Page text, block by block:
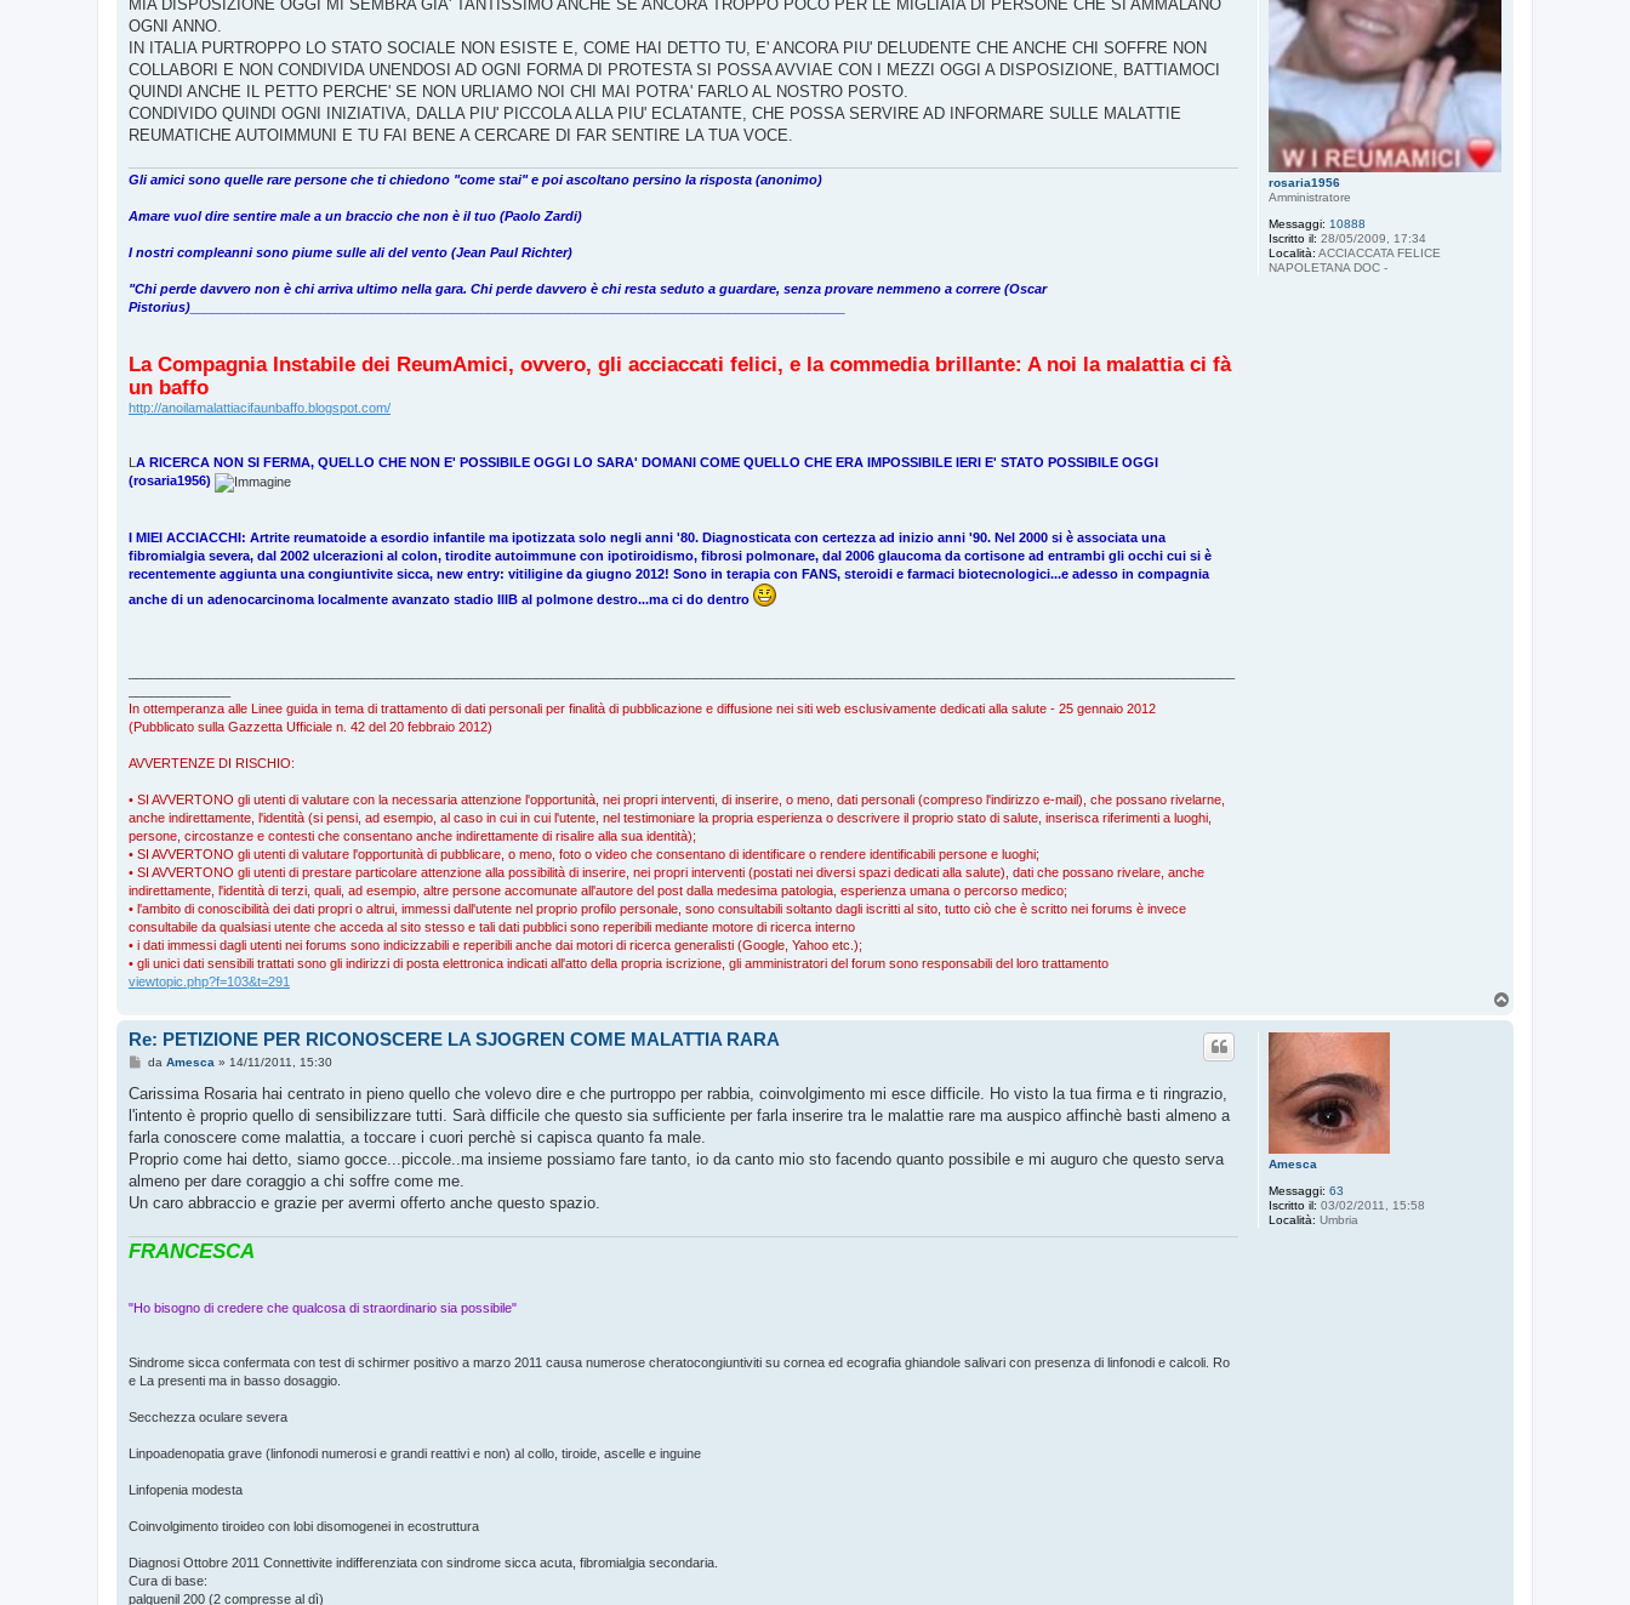
rosaria1956
Amministratore
Messaggi: 10888
Iscritto il: 28/05/2009, 17:34
Località: ACCIACCATA FELICE
NAPOLETANA DOC -
MIA DISPOSIZIONE OGGI MI SEMBRA GIA' TANTISSIMO ANCHE SE ANCORA TROPPO POCO PER LE MIGLIAIA DI PERSONE CHE SI AMMALANO
OGNI ANNO.
IN ITALIA PURTROPPO LO STATO SOCIALE NON ESISTE E, COME HAI DETTO TU, E' ANCORA PIU' DELUDENTE CHE ANCHE CHI SOFFRE NON
COLLABORI E NON CONDIVIDA UNENDOSI AD OGNI FORMA DI PROTESTA SI POSSA AVVIAE CON I MEZZI OGGI A DISPOSIZIONE, BATTIAMOCI
QUINDI ANCHE IL PETTO PERCHE' SE NON URLIAMO NOI CHI MAI POTRA' FARLO AL NOSTRO POSTO.
CONDIVIDO QUINDI OGNI INIZIATIVA, DALLA PIU' PICCOLA ALLA PIU' ECLATANTE, CHE POSSA SERVIRE AD INFORMARE SULLE MALATTIE
REUMATICHE AUTOIMMUNI E TU FAI BENE A CERCARE DI FAR SENTIRE LA TUA VOCE.
Gli amici sono quelle rare persone che ti chiedono "come stai" e poi ascoltano persino la risposta (anonimo)
Amare vuol dire sentire male a un braccio che non è il tuo (Paolo Zardi)
I nostri compleanni sono piume sulle ali del vento (Jean Paul Richter)
"Chi perde davvero non è chi arriva ultimo nella gara. Chi perde davvero è chi resta seduto a guardare, senza provare nemmeno a correre (Oscar
Pistorius)__________________________________________________________________________________________
La Compagnia Instabile dei ReumAmici, ovvero, gli acciaccati felici, e la commedia brillante: A noi la malattia ci fà
un baffo
http://anoilamalattiacifaunbaffo.blogspot.com/
LA RICERCA NON SI FERMA, QUELLO CHE NON E' POSSIBILE OGGI LO SARA' DOMANI COME QUELLO CHE ERA IMPOSSIBILE IERI E' STATO POSSIBILE OGGI
(rosaria1956)
I MIEI ACCIACCHI: Artrite reumatoide a esordio infantile ma ipotizzata solo negli anni '80. Diagnosticata con certezza ad inizio anni '90. Nel 2000 si è associata una
fibromialgia severa, dal 2002 ulcerazioni al colon, tirodite autoimmune con ipotiroidismo, fibrosi polmonare, dal 2006 glaucoma da cortisone ad entrambi gli occhi cui si è
recentemente aggiunta una congiuntivite sicca, new entry: vitiligine da giugno 2012! Sono in terapia con FANS, steroidi e farmaci biotecnologici...e adesso in compagnia
anche di un adenocarcinoma localmente avanzato stadio IIIB al polmone destro...ma ci do dentro
In ottemperanza alle Linee guida in tema di trattamento di dati personali per finalità di pubblicazione e diffusione nei siti web esclusivamente dedicati alla salute - 25 gennaio 2012
(Pubblicato sulla Gazzetta Ufficiale n. 42 del 20 febbraio 2012)
AVVERTENZE DI RISCHIO:
• SI AVVERTONO gli utenti di valutare con la necessaria attenzione l'opportunità, nei propri interventi, di inserire, o meno, dati personali (compreso l'indirizzo e-mail), che possano rivelarne,
anche indirettamente, l'identità (si pensi, ad esempio, al caso in cui in cui l'utente, nel testimoniare la propria esperienza o descrivere il proprio stato di salute, inserisca riferimenti a luoghi,
persone, circostanze e contesti che consentano anche indirettamente di risalire alla sua identità);
• SI AVVERTONO gli utenti di valutare l'opportunità di pubblicare, o meno, foto o video che consentano di identificare o rendere identificabili persone e luoghi;
• SI AVVERTONO gli utenti di prestare particolare attenzione alla possibilità di inserire, nei propri interventi (postati nei diversi spazi dedicati alla salute), dati che possano rivelare, anche
indirettamente, l'identità di terzi, quali, ad esempio, altre persone accomunate all'autore del post dalla medesima patologia, esperienza umana o percorso medico;
• l'ambito di conoscibilità dei dati propri o altrui, immessi dall'utente nel proprio profilo personale, sono consultabili soltanto dagli iscritti al sito, tutto ciò che è scritto nei forums è invece
consultabile da qualsiasi utente che acceda al sito stesso e tali dati pubblici sono reperibili mediante motore di ricerca interno
• i dati immessi dagli utenti nei forums sono indicizzabili e reperibili anche dai motori di ricerca generalisti (Google, Yahoo etc.);
• gli unici dati sensibili trattati sono gli indirizzi di posta elettronica indicati all'atto della propria iscrizione, gli amministratori del forum sono responsabili del loro trattamento
viewtopic.php?f=103&t=291
Amesca
Messaggi: 63
Iscritto il: 03/02/2011, 15:58
Località: Umbria
Re: PETIZIONE PER RICONOSCERE LA SJOGREN COME MALATTIA RARA
M
s
a
g
i
o
da Amesca » 14/11/2011, 15:30
Carissima Rosaria hai centrato in pieno quello che volevo dire e che purtroppo per rabbia, coinvolgimento mi esce difficile. Ho visto la tua firma e ti ringrazio,
l'intento è proprio quello di sensibilizzare tutti. Sarà difficile che questo sia sufficiente per farla inserire tra le malattie rare ma auspico affinchè basti almeno a
farla conoscere come malattia, a toccare i cuori perchè si capisca quanto fa male.
Proprio come hai detto, siamo gocce...piccole..ma insieme possiamo fare tanto, io da canto mio sto facendo quanto possibile e mi auguro che questo serva
almeno per dare coraggio a chi soffre come me.
Un caro abbraccio e grazie per avermi offerto anche questo spazio.
FRANCESCA
"Ho bisogno di credere che qualcosa di straordinario sia possibile"
Sindrome sicca confermata con test di schirmer positivo a marzo 2011 causa numerose cheratocongiuntiviti su cornea ed ecografia ghiandole salivari con presenza di linfonodi e calcoli. Ro
e La presenti ma in basso dosaggio.
Secchezza oculare severa
Linpoadenopatia grave (linfonodi numerosi e grandi reattivi e non) al collo, tiroide, ascelle e inguine
Linfopenia modesta
Coinvolgimento tiroideo con lobi disomogenei in ecostruttura
Diagnosi Ottobre 2011 Connettivite indifferenziata con sindrome sicca acuta, fibromialgia secondaria.
Cura di base:
palquenil 200 (2 compresse al dì)